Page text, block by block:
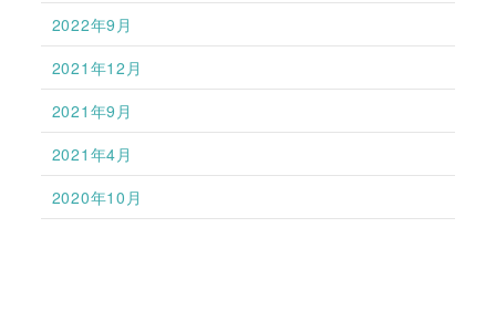
2022年9月
2021年12月
2021年9月
2021年4月
2020年10月